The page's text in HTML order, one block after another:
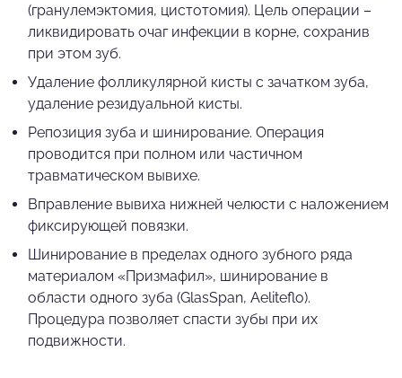
(гранулемэктомия, цистотомия). Цель операции –
ликвидировать очаг инфекции в корне, сохранив
при этом зуб.
Удаление фолликулярной кисты с зачатком зуба,
удаление резидуальной кисты.
Репозиция зуба и шинирование. Операция
проводится при полном или частичном
травматическом вывихе.
Вправление вывиха нижней челюсти с наложением
фиксирующей повязки.
Шинирование в пределах одного зубного ряда
материалом «Призмафил», шинирование в
области одного зуба (GlasSpan, Aeliteflo).
Процедура позволяет спасти зубы при их
подвижности.